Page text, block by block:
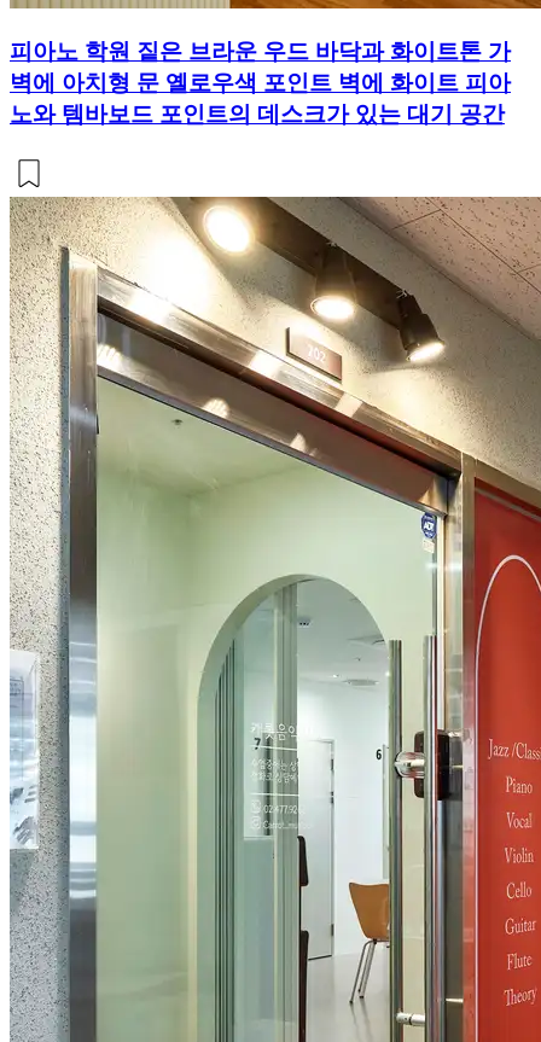
피아노 학원 짙은 브라운 우드 바닥과 화이트톤 가
벽에 아치형 문 옐로우색 포인트 벽에 화이트 피아
노와 템바보드 포인트의 데스크가 있는 대기 공간